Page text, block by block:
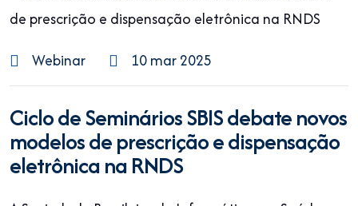
Webinar 10 mar 2025
Ciclo de Seminários SBIS debate novos
modelos de prescrição e dispensação
eletrônica na RNDS